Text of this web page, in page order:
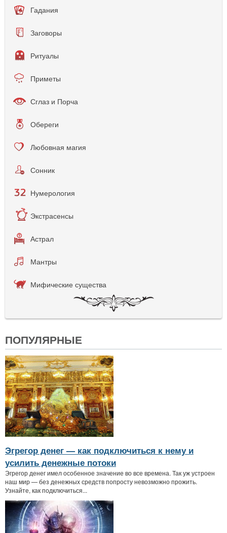
Гадания
Заговоры
Ритуалы
Приметы
Сглаз и Порча
Обереги
Любовная магия
Сонник
Нумерология
Экстрасенсы
Астрал
Мантры
Мифические существа
ПОПУЛЯРНЫЕ
Эгрегор денег — как подключиться к нему и
усилить денежные потоки
Эгрегор денег имел особенное значение во все времена. Так уж устроен
наш мир — без денежных средств попросту невозможно прожить.
Узнайте, как подключиться...